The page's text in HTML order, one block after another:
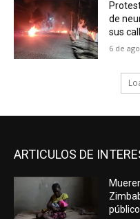
de
sus
6 de
ARTICULOS DE